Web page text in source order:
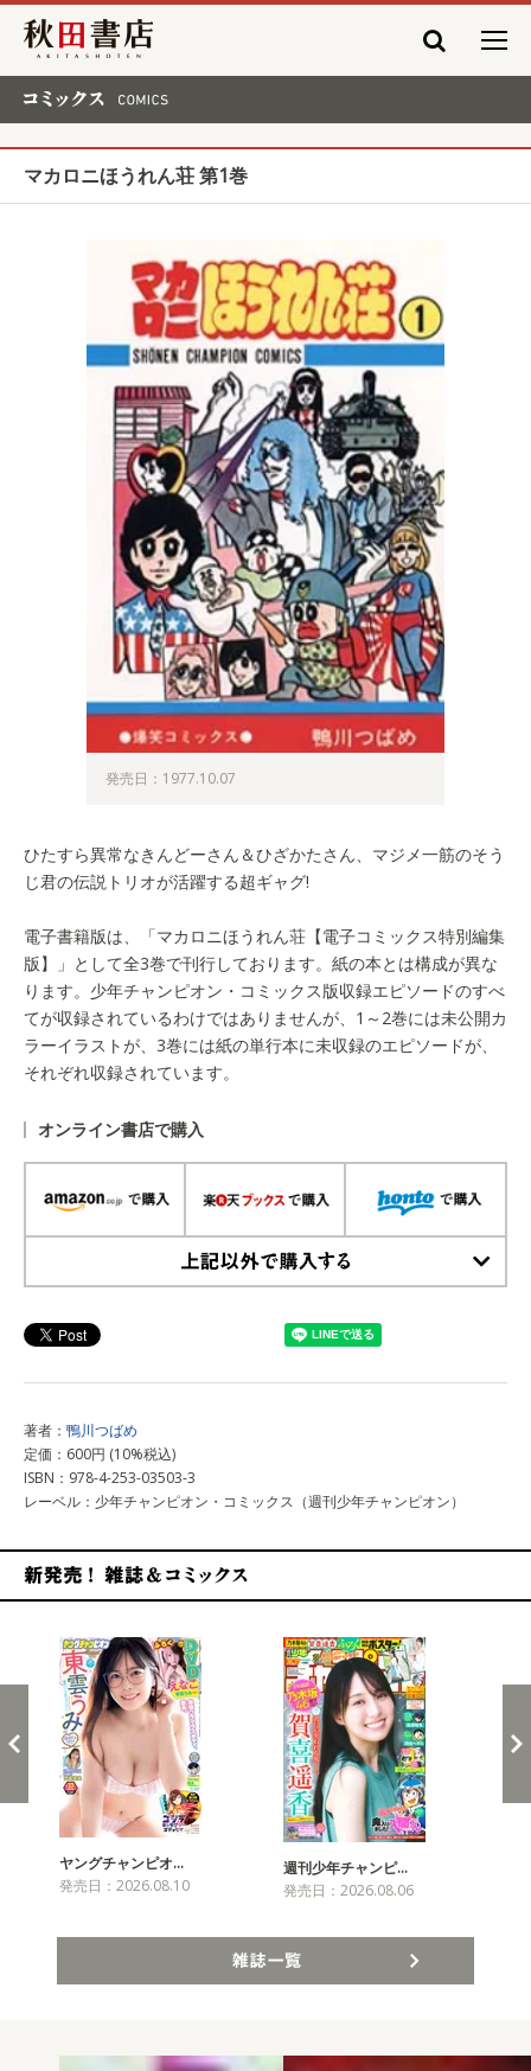
秋田書店
マカロニほうれん荘 第1巻
発売日：1977.10.07
ひたすら異常なきんどーさん＆ひざかたさん、マジメ一筋のそう
じ君の伝説トリオが活躍する超ギャグ!
電子書籍版は、「マカロニほうれん荘【電子コミックス特別編集
版】」として全3巻で刊行しております。紙の本とは構成が異な
ります。少年チャンピオン・コミックス版収録エピソードのすべ
てが収録されているわけではありませんが、1～2巻には未公開カ
ラーイラストが、3巻には紙の単行本に未収録のエピソードが、
それぞれ収録されています。
オンライン書店で購入
著者： 鴨川つばめ
定価：600円 (10%税込)
ISBN：978-4-253-03503-3
レーベル：少年チャンピオン・コミックス（週刊少年チャンピオン）
ヤングチャンピオ…
発売日：2026.08.10
週刊少年チャンピ…
発売日：2026.08.06